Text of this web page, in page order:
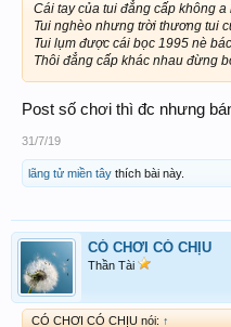
Cái tay của tui đẳng cấp không a
Tui nghèo nhưng trời thương tui
Tui lụm được cái bọc 1995 nè
Thôi đẳng cấp khác nhau đừng
Post số chơi thì đc nhưng
31/7/19
lãng tử miền tây thích bài này.
CÓ CHƠI CÓ CHỊU
Thần Tài
CÓ CHƠI CÓ CHỊU nói: ↑